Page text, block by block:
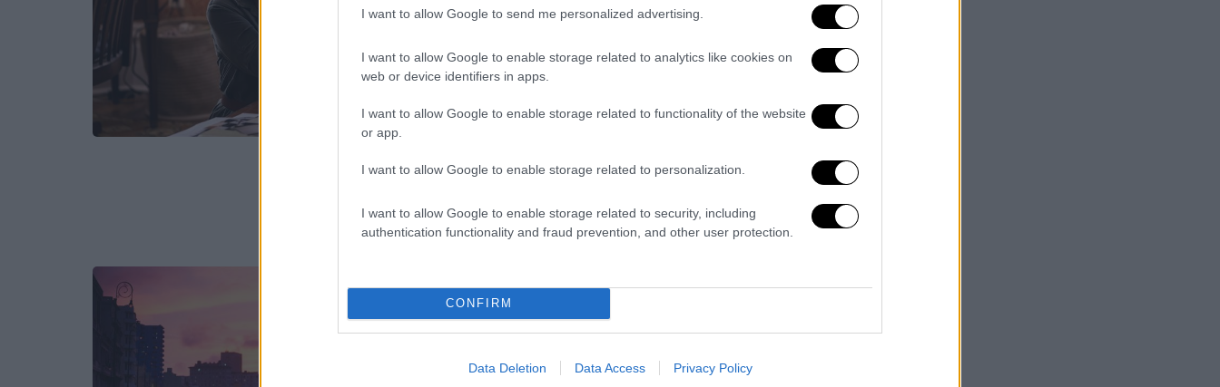
I want to allow Google to send me personalized advertising.
I want to allow Google to enable storage related to analytics like cookies on
web or device identifiers in apps.
I want to allow Google to enable storage related to functionality of the website
or app.
I want to allow Google to enable storage related to personalization.
I want to allow Google to enable storage related to security, including
authentication functionality and fraud prevention, and other user protection.
CONFIRM
Data Deletion Data Access Privacy Policy
Στις 13 Οκτωβρίου έρχεται στους
κινηματογράφους, η «Τελευταία
Νύχτα με τις Μάσκες». Ο σκηνοθέτης
Ντέιβιντ Γκόρντον Γκριν θα
του μύθου, ύστερα από τα εξαιρετικά
Λι Κέρτις να επιστρέφει για
απογείωσε την καριέρα της
Travel|28.04.2020 16:46
Από την Κούβα στη Σιγκαπούρη: Η
νυχτερινή ζωή σε διάφορες χώρες